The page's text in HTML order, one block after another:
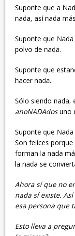
Suponte que a
nada, así nada
Suponte que
polvo de nada.
Suponte que
hacer nada.
Sólo siendo nada,
anoNADAdosuno
Suponte que
Son felices
forman la nada
la nada se
Ahora sí que no
nada sí existe.
esa persona que
Esto lleva a